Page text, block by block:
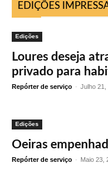
EDIÇÕES
Edições
Loures deseja
privado para
Repórter de serviço - Julho 21,
Edições
Oeiras
Repórter de serviço - Maio 23,